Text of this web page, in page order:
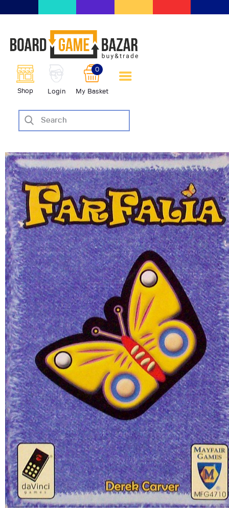
Shop Login My Basket
0
scambio giochi da tavolo
BoardGameBazar
SHOP
VENDI
CASE EDITRICI
AIUTO
BLOG-NEWS
EVENTI